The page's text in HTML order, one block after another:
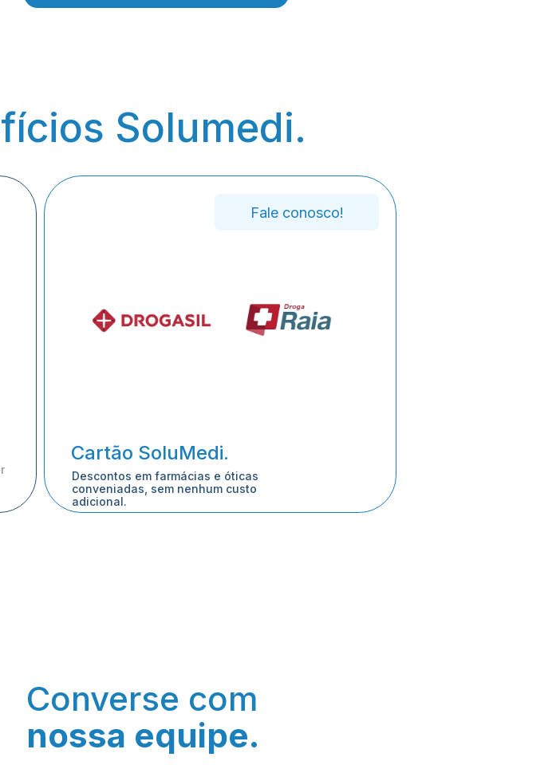
Solumedi.
Fale conosco!
Cartão SoluMedi.
Descontos em farmácias e óticas
conveniadas, sem nenhum custo
adicional.
nossa equipe.